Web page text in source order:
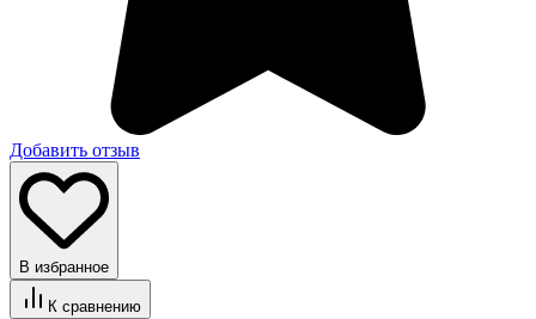
Добавить отзыв
В избранное
К сравнению